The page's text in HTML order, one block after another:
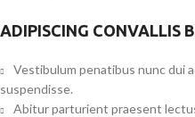
ADIPISCING CONVALLIS
Vestibulum penatibus nunc dui
suspendisse.
Abitur parturient praesent